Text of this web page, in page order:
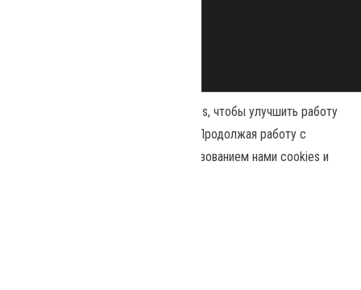
Наш сайт использует файлы cookies, чтобы улучшить работу
и повысить эффективность сайта. Продолжая работу с
сайтом, вы соглашаетесь с использованием нами cookies и